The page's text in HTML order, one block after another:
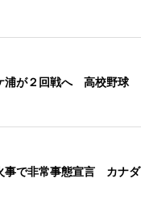
浦が２回戦へ 高校野球
事で非常事態宣言 カナダ